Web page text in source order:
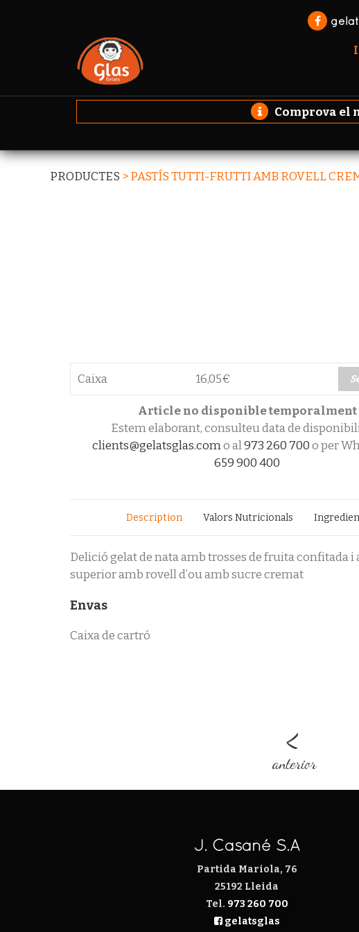
Comprova el
PRODUCTES >PASTÍS TUTTI-FRUTTI AMB ROVELL
Caixa 16,05€
Article no disponible temporalment
Estem elaborant, consulteu data de
clients@gelatsglas.como al973 260 700o per
659 900 400
Description Valors Nutricionals
Delició gelat de nata amb trosses de fruita confitada i
superior amb rovell d’ou amb sucre cremat
Envas
Caixa de cartró
<
anterior
J. Casañé S.A
Partida Mariola, 76
25192 Lleida
Tel. 973 260 700
gelatsglas